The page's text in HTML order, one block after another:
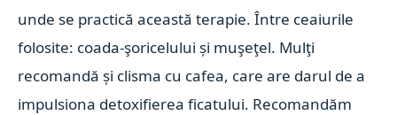
unde se practică această terapie. Între ceaiurile
folosite: coada-şoricelului și muşeţel. Mulţi
recomandă și clisma cu cafea, care are darul de a
impulsiona detoxifierea ficatului. Recomandăm